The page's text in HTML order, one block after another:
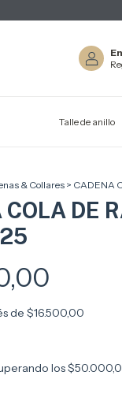
Talle de anillo
& Collares > CADENA
DE
de $16.500,00
los